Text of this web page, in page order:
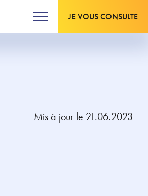
JE VOUS CONSULTE
Mis à jour le 21.06.2023